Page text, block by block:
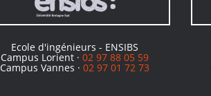
Ecole d'ingénieurs - ENSIBS
Campus Lorient ·02 97 88 05 59
Campus Vannes ·02 97 01 72 73